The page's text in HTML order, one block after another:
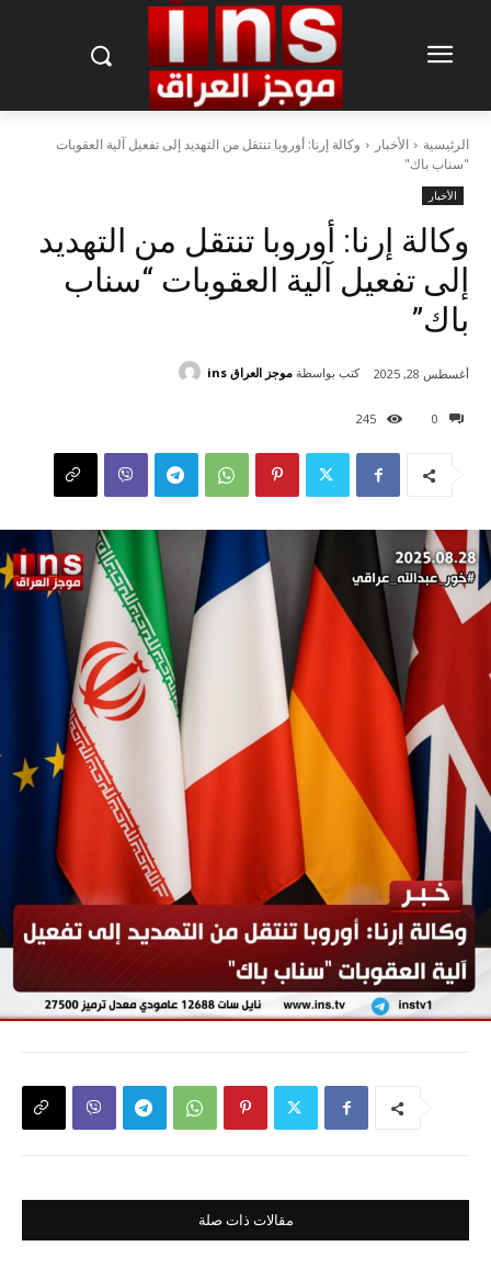
الرئيسية الأخبار
وكالة إرنا: أوروبا تنتقل من التهديد إلى تفعيل آلية العقوبات
"سناب باك"
الأخبار
وكالة إرنا: أوروبا تنتقل من التهديد
إلى تفعيل آلية العقوبات “سناب
باك”
0
245
أغسطس 28, 2025 كتب بواسطة موجز العراق ins
مقالات ذات صلة